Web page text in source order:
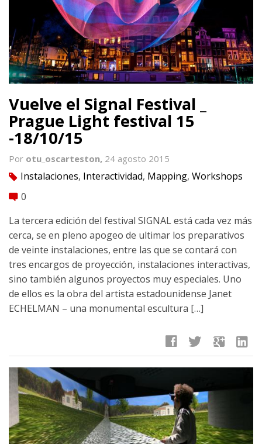
Vuelve el Signal Festival _
Prague Light festival 15
-18/10/15
Por otu_oscarteston, 24 agosto 2015
tag Instalaciones, Interactividad, Mapping, Workshops
comment 0
La tercera edición del festival SIGNAL está cada vez más
cerca, se en pleno apogeo de ultimar los preparativos
de veinte instalaciones, entre las que se contará con
tres encargos de proyección, instalaciones interactivas,
sino también algunos proyectos muy especiales. Uno
de ellos es la obra del artista estadounidense Janet
ECHELMAN – una monumental escultura […]
facebook twitter google linkedin